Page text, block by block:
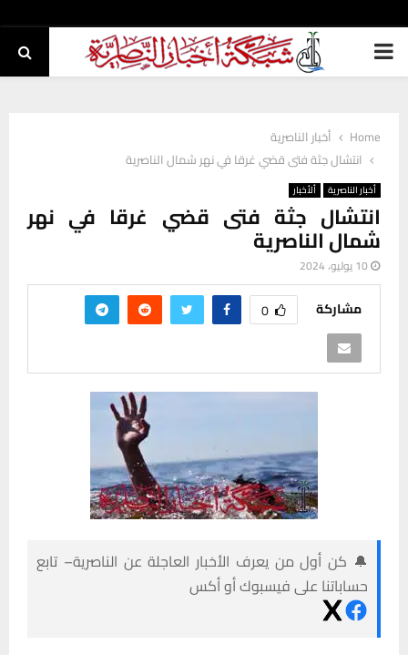
PRIMARY
Home
أخبار الناصرية
انتشال جثة فتى قضي غرقا في نهر شمال الناصرية
أخبار الناصرية ألأخبار
انتشال جثة فتى قضي غرقا في نهر
شمال الناصرية
10 يوليو، 2024
مشاركة 0
🔔 كن أول من يعرف الأخبار العاجلة عن الناصرية– تابع
حساباتنا على فيسبوك أو أكس